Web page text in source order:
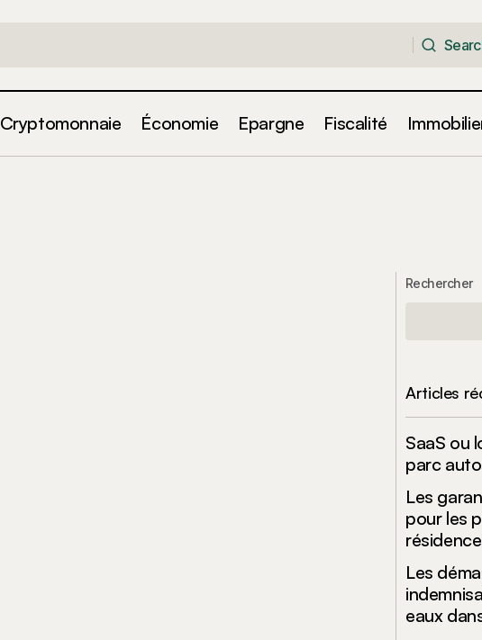
Cryptomonnaie Économie Epargne Fiscalité
Rechercher
Articles
SaaS ou
parc
Les
pour les
Les
eaux